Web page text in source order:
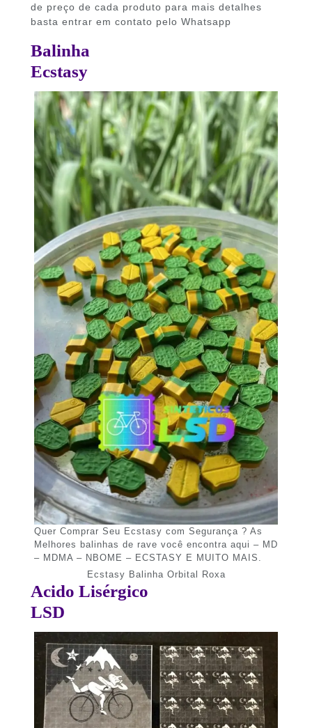
de preço de cada produto para mais detalhes
basta entrar em contato pelo Whatsapp
Balinha
Ecstasy
Quer Comprar Seu Ecstasy com Segurança ? As
Melhores balinhas de rave você encontra aqui – MD
– MDMA – NBOME – ECSTASY E MUITO MAIS.
Ecstasy Balinha Orbital Roxa
Acido Lisérgico
LSD